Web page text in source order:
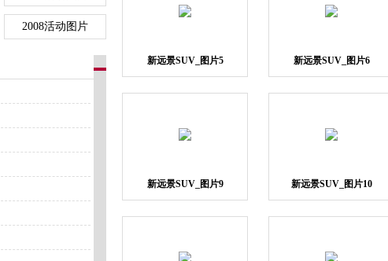
2008活动图片
新远景SUV_图片5 新远景SUV_图片6
新远景SUV_图片9 新远景SUV_图片10